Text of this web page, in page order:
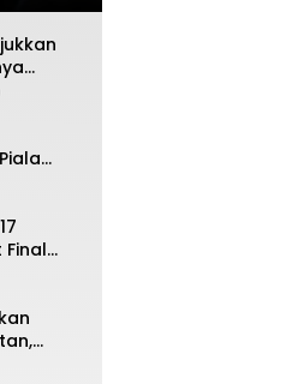
Aksi
2025
Piala